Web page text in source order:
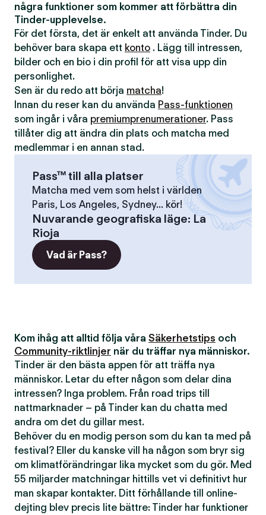
några funktioner som kommer att förbättra din
Tinder-upplevelse.
För det första, det är enkelt att använda Tinder. Du
behöver bara skapa ett konto . Lägg till intressen,
bilder och en bio i din profil för att visa upp din
personlighet.
Sen är du redo att börja matcha!
Innan du reser kan du använda Pass-funktionen
som ingår i våra premiumprenumerationer. Pass
tillåter dig att ändra din plats och matcha med
medlemmar i en annan stad.
Pass™ till alla platser
Matcha med vem som helst i världen
Paris, Los Angeles, Sydney... kör!
Nuvarande geografiska läge: La
Rioja
Vad är Pass?
Kom ihåg att alltid följa våra Säkerhetstips och
Community-riktlinjer när du träffar nya människor.
Tinder är den bästa appen för att träffa nya
människor. Letar du efter någon som delar dina
intressen? Inga problem. Från road trips till
nattmarknader – på Tinder kan du chatta med
andra om det du gillar mest.
Behöver du en modig person som du kan ta med på
festival? Eller du kanske vill ha någon som bryr sig
om klimatförändringar lika mycket som du gör. Med
55 miljarder matchningar hittills vet vi definitivt hur
man skapar kontakter. Ditt förhållande till online-
dejting blev precis lite bättre: Tinder har funktioner